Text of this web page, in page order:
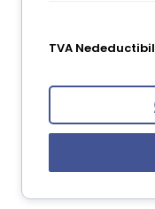
TVA Nedeductibil